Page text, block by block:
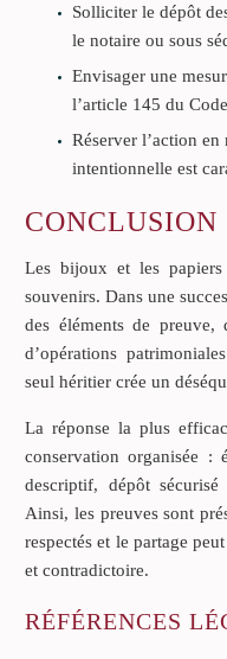
Solliciter le dépôt
le notaire ou sous
Envisager une
l’article 145 du
Réserver l’action
intentionnelle est
CONCLUSION
Les bijoux et les
souvenirs. Dans une
des éléments de preuve,
d’opérations
seul héritier crée un
La réponse la plus
conservation organisée :
descriptif, dépôt
Ainsi, les preuves sont
respectés et le partage
et contradictoire.
RÉFÉRENCES